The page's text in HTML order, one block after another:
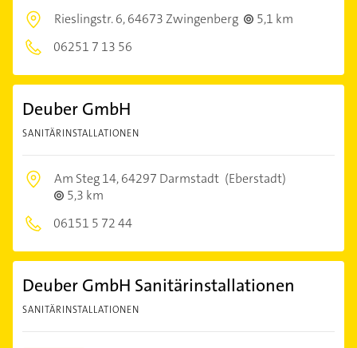
Rieslingstr. 6,64673 Zwingenberg
5,1 km
06251 7 13 56
Deuber GmbH
SANITÄRINSTALLATIONEN
Am Steg 14,64297 Darmstadt (Eberstadt)
5,3 km
06151 5 72 44
Deuber GmbH Sanitärinstallationen
SANITÄRINSTALLATIONEN